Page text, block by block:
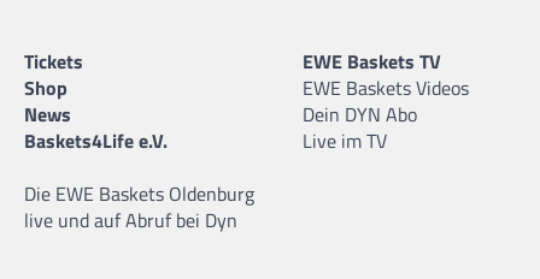
Tickets
Shop
News
Baskets4Life e.V.
Die EWE Baskets Oldenburg
live und auf Abruf bei Dyn
EWE Baskets TV
EWE Baskets Videos
Dein DYN Abo
Live im TV